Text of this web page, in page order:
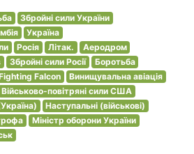
Збройні сили України
Україна
Росія Літак.
Аеродром
Збройні сили Росії
Боротьба
Falcon
Винищувальна авіація
Військово-повітряні сили США
Наступальні (військові)
Міністр оборони України